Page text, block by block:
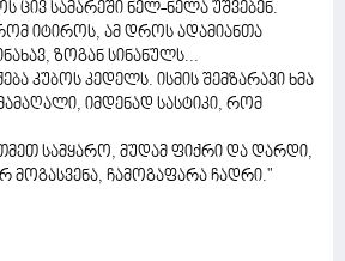
ცივ სამარეში ნელ-ნელა უშვებენ.
იტიროს, ამ დროს ადამიანთა
ზოგან სინანულს...
კუბოს კედელს. ისმის შემზარავი ხმა
იმდენად სასტიკი, რომ
სამყარო, მუდამ ფიქრი და დარდი,
მოგასვენა, ჩამოგაფარა ჩადრი."